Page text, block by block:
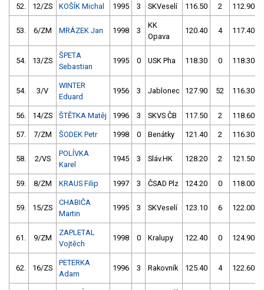
52. 12/ZS KOŠÍK Michal 1995 3 SKVeselí 116.50 2 112.90
53. 6/ZM MRÁZEK Jan 1998 3
KK
Opava
120.40 4 117.40
54. 13/ZS
ŠPETA
Sebastian
1995 0 USK Pha 118.30 0 118.30
54. 3/V
WINTER
Eduard
1956 3 Jablonec 127.90 52 116.30
56. 14/ZS ŠTĚTKA Matěj 1996 3 SKVS ČB 117.50 2 118.60
57. 7/ZM ŠODEK Petr 1998 0 Benátky 121.40 2 116.30
58. 2/VS
POLÍVKA
Karel
1945 3 Sláv.HK 128.20 2 121.50
59. 8/ZM KRAUS Filip 1997 3 ČSAD Plz 124.20 0 118.00
59. 15/ZS
CHABIČA
Martin
1995 3 SKVeselí 123.10 6 122.00
61. 9/ZM
ZAPLETAL
Vojtěch
1998 0 Kralupy 122.40 0 124.90
62. 16/ZS
PETERKA
Adam
1996 3 Rakovník 125.40 4 122.60